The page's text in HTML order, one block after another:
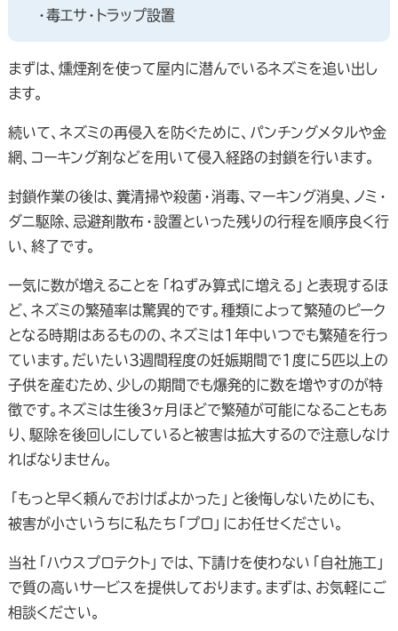
・毒エサ・トラップ設置
まずは、燻煙剤を使って屋内に潜んでいるネズミを追い出し
ます。
続いて、ネズミの再侵入を防ぐために、パンチングメタルや金
網、コーキング剤などを用いて侵入経路の封鎖を行います。
封鎖作業の後は、糞清掃や殺菌・消毒、マーキング消臭、ノミ・
ダニ駆除、忌避剤散布・設置といった残りの行程を順序良く行
い、終了です。
一気に数が増えることを「ねずみ算式に増える」と表現するほ
ど、ネズミの繁殖率は驚異的です。種類によって繁殖のピーク
となる時期はあるものの、ネズミは1年中いつでも繁殖を行っ
ています。だいたい3週間程度の妊娠期間で1度に5匹以上の
子供を産むため、少しの期間でも爆発的に数を増やすのが特
徴です。ネズミは生後3ヶ月ほどで繁殖が可能になることもあ
り、駆除を後回しにしていると被害は拡大するので注意しなけ
ればなりません。
「もっと早く頼んでおけばよかった」と後悔しないためにも、
被害が小さいうちに私たち「プロ」にお任せください。
当社「ハウスプロテクト」では、下請けを使わない「自社施工」
で質の高いサービスを提供しております。まずは、お気軽にご
相談ください。